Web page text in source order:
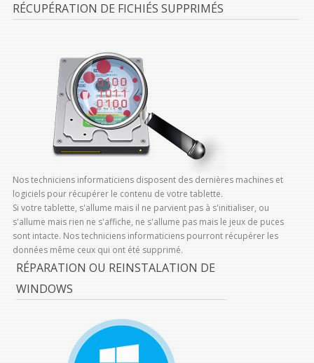
RÉCUPÉRATION DE FICHIÉS SUPPRIMÉS
Nos techniciens informaticiens disposent des dernières machines et
logiciels pour récupérer le contenu de votre tablette.
Si votre tablette, s'allume mais il ne parvient pas à s'initialiser, ou
s'allume mais rien ne s'affiche, ne s'allume pas mais le jeux de puces
sont intacte. Nos techniciens informaticiens pourront récupérer les
données même ceux qui ont été supprimé.
RÉPARATION OU REINSTALATION DE
WINDOWS